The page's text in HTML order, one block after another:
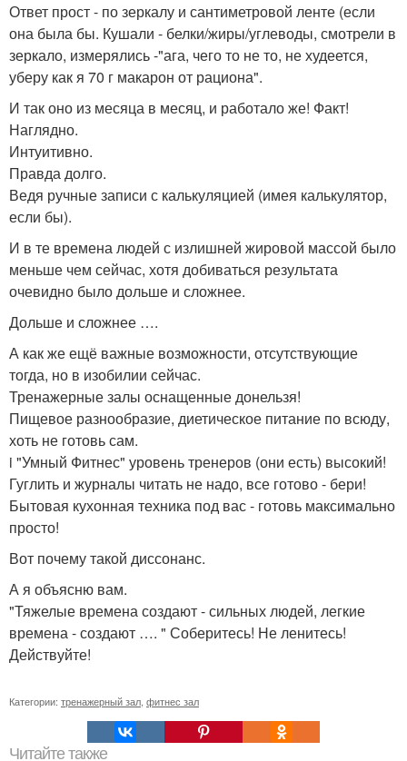
Ответ прост - по зеркалу и сантиметровой ленте (если
она была бы. Кушали - белки/жиры/углеводы, смотрели в
зеркало, измерялись -"ага, чего то не то, не худеется,
уберу как я 70 г макарон от рациона".
И так оно из месяца в месяц, и работало же! Факт!
Наглядно.
Интуитивно.
Правда долго.
Ведя ручные записи с калькуляцией (имея калькулятор,
если бы).
И в те времена людей с излишней жировой массой было
меньше чем сейчас, хотя добиваться результата
очевидно было дольше и сложнее.
Дольше и сложнее ….
А как же ещё важные возможности, отсутствующие
тогда, но в изобилии сейчас.
Тренажерные залы оснащенные донельзя!
Пищевое разнообразие, диетическое питание по всюду,
хоть не готовь сам.
i "Умный Фитнес" уровень тренеров (они есть) высокий!
Гуглить и журналы читать не надо, все готово - бери!
Бытовая кухонная техника под вас - готовь максимально
просто!
Вот почему такой диссонанс.
А я объясню вам.
"Тяжелые времена создают - сильных людей, легкие
времена - создают …. " Соберитесь! Не ленитесь!
Действуйте!
Категории: тренажерный зал фитнес зал
Читайте также